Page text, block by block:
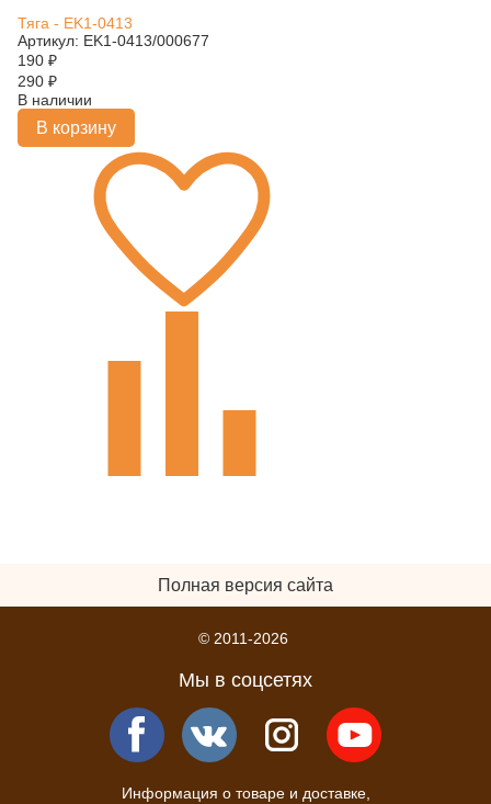
Тяга - EK1-0413
Артикул: EK1-0413/000677
190 ₽
290 ₽
В наличии
В корзину
Полная версия сайта
© 2011-2026
Мы в соцсетях
Информация о товаре и доставке,